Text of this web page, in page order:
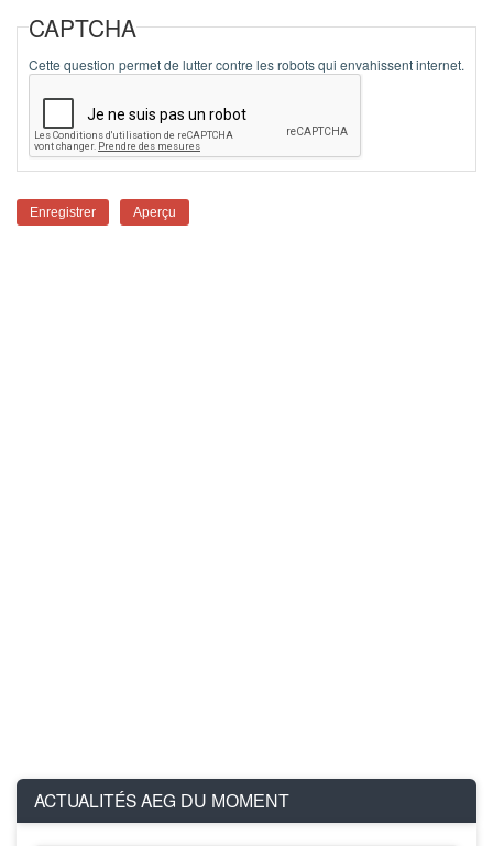
CAPTCHA
Cette question permet de lutter contre les robots qui envahissent internet.
ACTUALITÉS AEG DU MOMENT